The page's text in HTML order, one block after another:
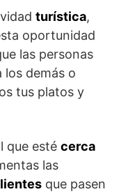
turística,
oportunidad
las personas
los demás o
tus platos y
que esté cerca
las
que pasen